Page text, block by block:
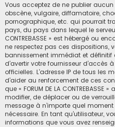
Vous acceptez de ne publier
obscène, vulgaire, diffamatoire,
pornographique, etc. qui pourrait
pays, du pays dans lequel le serveur
CONTREBASSE » est hébergé ou
ne respectez pas ces dispositions,
bannissement immédiat et définitif
d’avertir votre fournisseur d’accès
officielles. L’adresse IP de tous les
d’aider au renforcement de ces
que « FORUM DE LA
modifier, de déplacer ou de
message à n’importe quel
nécessaire. En tant qu’utilisateur,
informations que vous avez